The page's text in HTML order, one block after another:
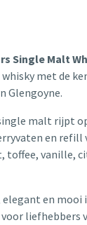
Single Malt
met de
Glengoyne.
malt rijpt
en
toffee, vanille,
en mooi
liefhebbers